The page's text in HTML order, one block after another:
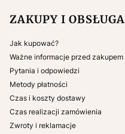
ZAKUPY I OBSŁUGA
Jak kupować?
Ważne informacje przed zakupem
Pytania i odpowiedzi
Metody płatności
Czas i koszty dostawy
Czas realizacji zamówienia
Zwroty i reklamacje